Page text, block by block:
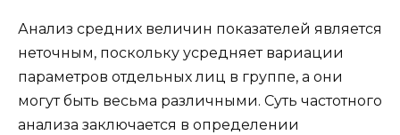
Анализ средних величин показателей является
неточным, поскольку усредняет вариации
параметров отдельных лиц в группе, а они
могут быть весьма различными. Суть частотного
анализа заключается в определении